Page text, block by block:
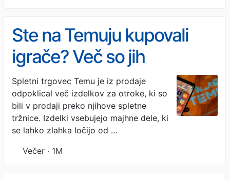
Ste na Temuju kupovali
igrače? Več so jih
odpoklicali, ker so lahko
nevarne
Spletni trgovec Temu je iz prodaje
odpoklical več izdelkov za otroke, ki so
bili v prodaji preko njihove spletne
tržnice. Izdelki vsebujejo majhne dele, ki
se lahko zlahka ločijo od …
Večer · 1M